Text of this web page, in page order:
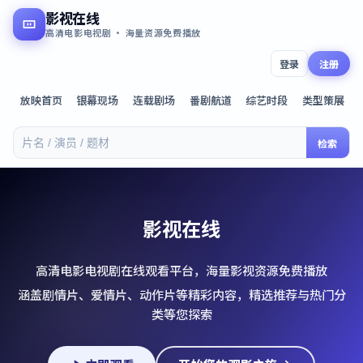
影视在线
高清电影电视剧 · 海量资源免费播放
放映首页 银幕现场 连载剧场 番剧航道 综艺时段 类型策展
检索
登录 注册
影视在线
高清电影电视剧在线观看平台，海量影视资源免费播放
涵盖剧情片、爱情片、动作片等精彩内容，精选推荐与热门分
类等您探索